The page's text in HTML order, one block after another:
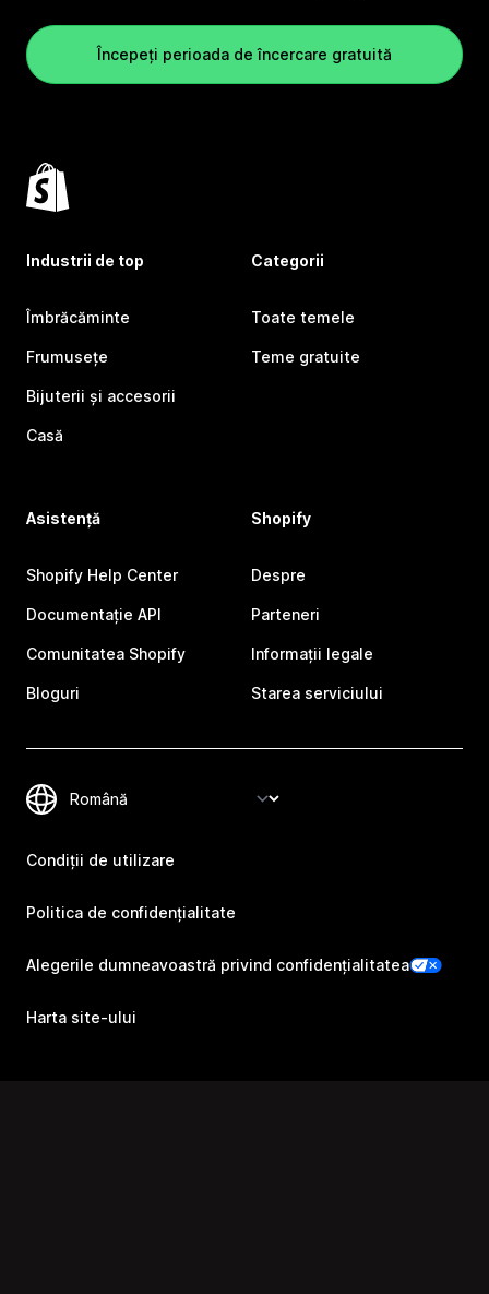
Începeți perioada de încercare gratuită
Industrii de top
Îmbrăcăminte
Frumusețe
Bijuterii și accesorii
Casă
Categorii
Toate temele
Teme gratuite
Asistență
Shopify Help Center
Documentație API
Comunitatea Shopify
Bloguri
Shopify
Despre
Parteneri
Informații legale
Starea serviciului
Condiții de utilizare
Politica de confidențialitate
Alegerile dumneavoastră privind confidențialitatea
Harta site-ului